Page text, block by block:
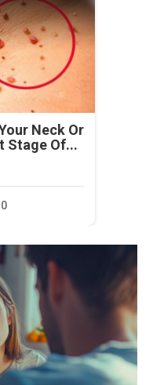
Neck Or
Stage Of...